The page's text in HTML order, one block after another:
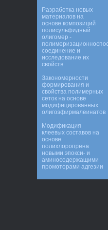
Разработка новых
материалов на
основе композиций
полисульфидный
олигомер -
соединение и
исследование их
свойств
Закономерности
формирования и
свойства полимерных
сеток на основе
модифицированных
олигоэфирмалеинатов
Модификация
клеевых составов на
основе
полихлоропрена
новыми эпокси- и
аминосодержащими
промоторами адгезии